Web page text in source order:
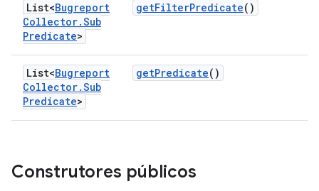
List<Bugreport
Collector.Sub
Predicate>
getFilterPredicate()
List<Bugreport
Collector.Sub
Predicate>
getPredicate()
Construtores públicos